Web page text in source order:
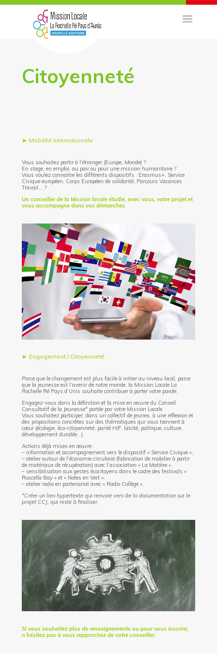
Citoyenneté
► Mobilité Internationale
Vous souhaitez partir à l’étranger (Europe, Monde) ?
En stage, en emploi, au pair ou pour une mission humanitaire ?
Vous voulez connaitre les différents dispositifs : Erasmus+, Service
Civique européen, Corps Européen de solidarité, Parcours Vacances
Travail… ?
Un conseiller de la Mission locale étudie, avec vous, votre projet et
vous accompagne dans vos démarches.
► Engagement / Citoyenneté
Parce que le changement est plus facile à initier au niveau local, parce
que la jeunesse est l’avenir de notre monde, la Mission Locale La
Rochelle Ré Pays d’Unis souhaite contribuer à porter votre parole.
Engagez-vous dans la définition et la mise en œuvre du Conseil
Consultatif de la Jeunesse* portée par votre Mission Locale.
Vous souhaitez participer, dans un collectif de jeunes, à une réflexion et
des propositions concrètes sur des thématiques qui vous tiennent à
cœur (écologie, éco-citoyenneté, parité H/F, laïcité, politique, culture,
développement durable…).
Actions déjà mises en œuvre :
– information et accompagnement vers le dispositif « Service Civique »,
– atelier autour de l’économie circulaire (fabrication de mobilier à partir
de matériaux de récupération) avec l’association « La Matière »,
– sensibilisation aux gestes écocitoyens dans le cadre des festivals «
Roscella Bay » et « Notes en Vert »,
– atelier radio en partenariat avec « Radio Collège ».
*Créer un lien hypertexte qui renvoie vers de la documentation sur le
projet CCJ, qui reste à finaliser.
Si vous souhaitez plus de renseignements ou pour vous inscrire,
n’hésitez pas à vous rapprochez de votre conseiller.